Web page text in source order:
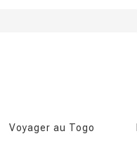
Voyager au Togo